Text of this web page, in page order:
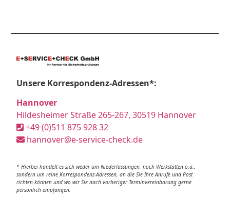
Unsere Korrespondenz-Adressen*:
Hannover
Hildesheimer Straße 265-267, 30519 Hannover
+49 (0)511 875 928 32
hannover@e-service-check.de
* Hierbei handelt es sich weder um Niederlassungen, noch Werkstätten o.ä.,
sondern um reine Korrespondenz-Adressen, an die Sie Ihre Anrufe und Post
richten können und wo wir Sie nach vorheriger Terminvereinbarung gerne
persönlich empfangen.